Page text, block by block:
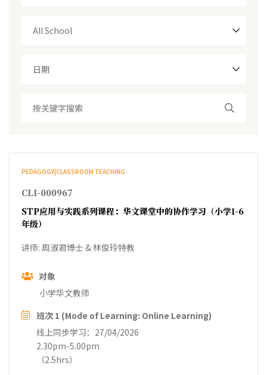
All School
日期
PEDAGOGY|CLASSROOM TEACHING
CLI-000967
STP应用与实践系列课程：华文课堂中的协作学习（小学1-6
年级）
讲师: 周淑君博士 & 林俊玲特教
对象
小学华文教师
班次 1 (Mode of Learning: Online Learning)
线上同步学习：27/04/2026
2.30pm-5.00pm
（2.5hrs）